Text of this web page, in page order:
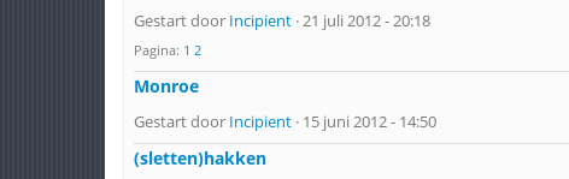
Gestart door Incipient · 21 juli 2012 - 20:18
Pagina: 1 2
Monroe
Gestart door Incipient · 15 juni 2012 - 14:50
(sletten)hakken